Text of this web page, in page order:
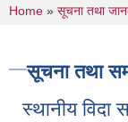
You are
Home » सूचना तथा
सूचना तथा
स्थानीय विदा